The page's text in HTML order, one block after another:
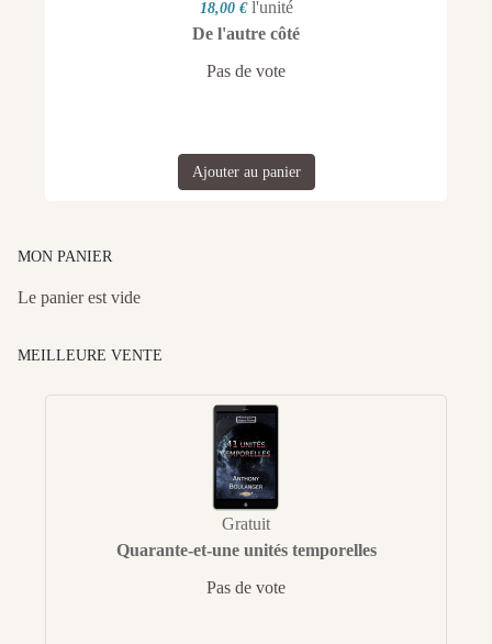
18,00 € l'unité
De l'autre côté
Pas de vote
Ajouter au panier
MON PANIER
Le panier est vide
MEILLEURE VENTE
Gratuit
Quarante-et-une unités temporelles
Pas de vote